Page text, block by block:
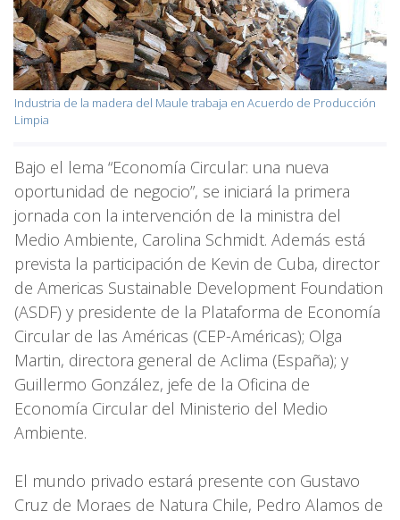
Industria de la madera del Maule trabaja en Acuerdo de Producción
Limpia
Bajo el lema “Economía Circular: una nueva
oportunidad de negocio”, se iniciará la primera
jornada con la intervención de la ministra del
Medio Ambiente, Carolina Schmidt. Además está
prevista la participación de Kevin de Cuba, director
de Americas Sustainable Development Foundation
(ASDF) y presidente de la Plataforma de Economía
Circular de las Américas (CEP-Américas); Olga
Martin, directora general de Aclima (España); y
Guillermo González, jefe de la Oficina de
Economía Circular del Ministerio del Medio
Ambiente.
El mundo privado estará presente con Gustavo
Cruz de Moraes de Natura Chile, Pedro Alamos de